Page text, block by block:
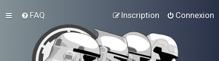
FAQ Connexion
Inscription